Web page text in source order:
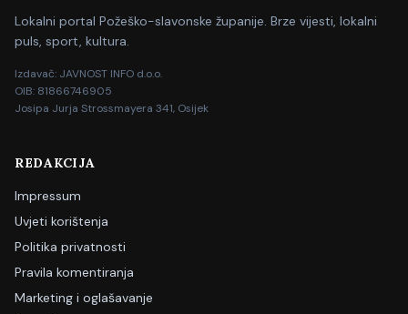
Lokalni portal Požeško-slavonske županije. Brze vijesti, lokalni
puls, sport, kultura.
Izdavač: JAVNOST INFO d.o.o.
OIB: 81866746905
Josipa Jurja Strossmayera 341, Osijek
REDAKCIJA
Impressum
Uvjeti korištenja
Politika privatnosti
Pravila komentiranja
Marketing i oglašavanje